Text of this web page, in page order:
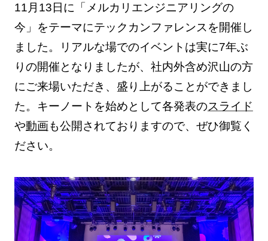
11月13日に「メルカリエンジニアリングの
今」をテーマにテックカンファレンスを開催し
ました。リアルな場でのイベントは実に7年ぶ
りの開催となりましたが、社内外含め沢山の方
にご来場いただき、盛り上がることができまし
た。キーノートを始めとして各発表のスライド
や動画も公開されておりますので、ぜひ御覧く
ださい。